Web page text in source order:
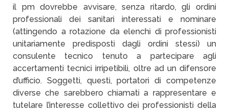
il pm dovrebbe avvisare, senza ritardo, gli ordini
professionali dei sanitari interessati e nominare
(attingendo a rotazione da elenchi di professionisti
unitariamente predisposti dagli ordini stessi) un
consulente tecnico tenuto a partecipare agli
accertamenti tecnici irripetibili, oltre ad un difensore
d’ufficio. Soggetti, questi, portatori di competenze
diverse che sarebbero chiamati a rappresentare e
tutelare l’interesse collettivo dei professionisti della